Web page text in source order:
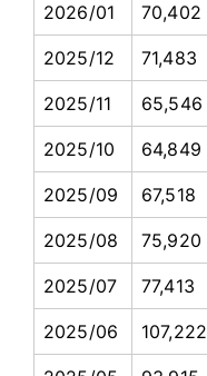
2026/01 70,402
2025/12 71,483
2025/11 65,546
2025/10 64,849
2025/09 67,518
2025/08 75,920
2025/07 77,413
2025/06 107,222